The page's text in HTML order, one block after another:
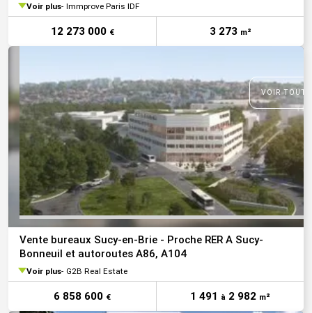
Voir plus Immprove Paris IDF
12 273 000 € 3 273 m²
VOIR
Vente bureaux Sucy-en-Brie - Proche RER A Sucy-
Bonneuil et autoroutes A86, A104
Voir plus G2B Real Estate
6 858 600 € 1 491 à 2 982 m²